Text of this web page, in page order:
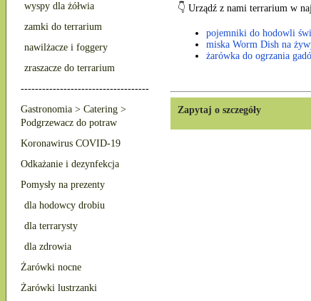
wyspy dla żółwia
zamki do terrarium
nawilżacze i foggery
zraszacze do terrarium
------------------------------------
Gastronomia > Catering >
Podgrzewacz do potraw
Koronawirus COVID-19
Odkażanie i dezynfekcja
Pomysły na prezenty
dla hodowcy drobiu
dla terrarysty
dla zdrowia
Żarówki nocne
Żarówki lustrzanki
👇 Urządź z nami terrarium w
pojemniki do hodowli
miska Worm Dish na
żarówka do ogrzania
Zapytaj o szczegóły